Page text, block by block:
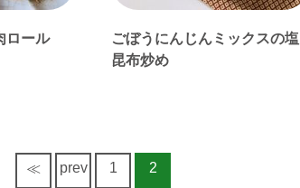
ロール
ごぼうにんじんミックスの塩
昆布炒め
≪ prev 1 2